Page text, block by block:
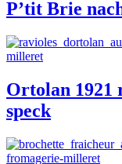
P’tit Brie
Ortolan 1921
speck